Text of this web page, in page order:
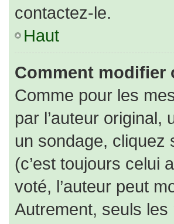
contactez-le.
Haut
Comment modifier
Comme pour les
par l’auteur
un sondage,
(c’est toujours celui
voté, l’auteur peut
Autrement, seuls